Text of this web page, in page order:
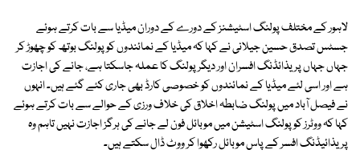
لاہور کے مختلف پولنگ اسٹیشنز کے دورے کے دوران میڈیا سے بات کرتے ہوئے
جسٹس تصدق حسین جیلانی نے کہا کہ میڈیا کے نمائندوں کو پولنگ بوتھ کو چھوڑ کر
جہاں جہاں پریذائڈنگ افسران اور دیگر پولنگ کا عملہ جاسکتا ہے، جانے کی اجازت
ہے اور اسی لئے میڈیا کے نمائندوں کو خصوصی کارڈ بھی جاری کئے گئے ہیں۔ انہوں
نے فیصل آباد میں پولنگ ضابطہ اخلاق کی خلاف ورزی کے حوالے سے بات کرتے ہوئے
کہا کہ ووٹرز کو پولنگ اسٹیشن میں موبائل فون لے جانے کی ہرگز اجازت نہیں تاہم وہ
پریذائیڈنگ افسر کے پاس موبائل رکھوا کر ووٹ ڈال سکتے ہیں۔